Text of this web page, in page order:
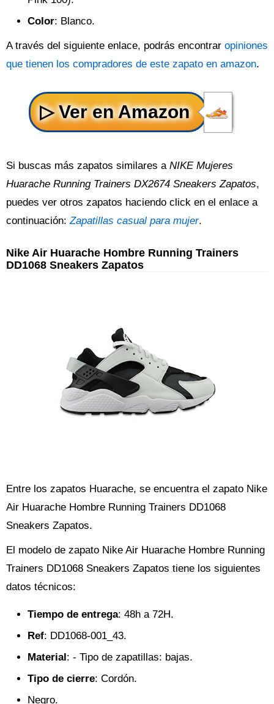
Color: Blanco.
A través del siguiente enlace, podrás encontrar opiniones
que tienen los compradores de este zapato en amazon.
Si buscas más zapatos similares a NIKE Mujeres
Huarache Running Trainers DX2674 Sneakers Zapatos,
puedes ver otros zapatos haciendo click en el enlace a
continuación:Zapatillas casual para mujer.
Nike Air Huarache Hombre Running Trainers
DD1068 Sneakers Zapatos
Entre los zapatos Huarache, se encuentra el zapato Nike
Air Huarache Hombre Running Trainers DD1068
Sneakers Zapatos.
El modelo de zapato Nike Air Huarache Hombre Running
Trainers DD1068 Sneakers Zapatos tiene los siguientes
datos técnicos:
Tiempo de entrega: 48h a 72H.
Ref: DD1068-001_43.
Material: - Tipo de zapatillas: bajas.
Tipo de cierre: Cordón.
Negro.